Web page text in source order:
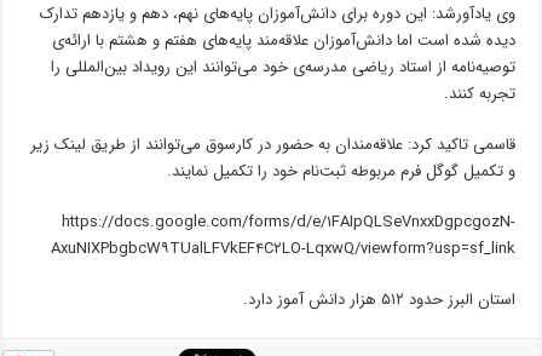
وی یادآورشد: این دوره برای دانش‌آموزان پایه‌های نهم، دهم و یازدهم تدارک
دیده شده است اما دانش‌آموزان علاقه‌مند پایه‌های هفتم و هشتم با ارائه‌ی
توصیه‌نامه از استاد ریاضی مدرسه‌ی خود می‌توانند این رویداد بین‌المللی را
تجربه کنند.
قاسمی تاکید کرد: علاقه‌مندان به حضور در کارسوق می‌توانند از طریق لینک زیر
و تکمیل گوگل فرم مربوطه ثبت‌نام خود را تکمیل نمایند.
https://docs.google.com/forms/d/e/۱FAIpQLSeVnxxDgpcgozN-
AxuNIXPbgbcW۹TUalLFVkEF۴C۲LO-LqxwQ/viewform?usp=sf_link
استان البرز حدود ۵۱۲ هزار دانش آموز دارد.